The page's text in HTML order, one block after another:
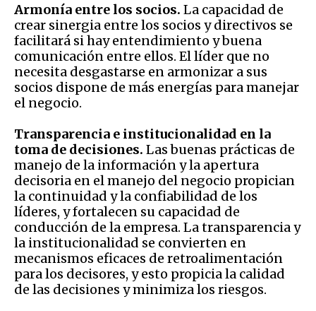
Armonía entre los socios. La capacidad de
crear sinergia entre los socios y directivos se
facilitará si hay entendimiento y buena
comunicación entre ellos. El líder que no
necesita desgastarse en armonizar a sus
socios dispone de más energías para manejar
el negocio.
Transparencia e institucionalidad en la
toma de decisiones. Las buenas prácticas de
manejo de la información y la apertura
decisoria en el manejo del negocio propician
la continuidad y la confiabilidad de los
líderes, y fortalecen su capacidad de
conducción de la empresa. La transparencia y
la institucionalidad se convierten en
mecanismos eficaces de retroalimentación
para los decisores, y esto propicia la calidad
de las decisiones y minimiza los riesgos.